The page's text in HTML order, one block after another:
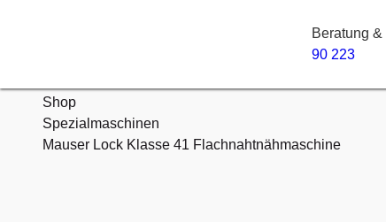
Beratung &
90 223
Shop
Spezialmaschinen
Mauser Lock Klasse 41 Flachnahtnähmaschine